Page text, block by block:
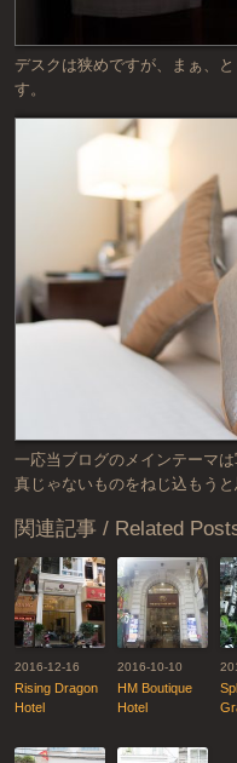
デスクは狭めですが、まぁ、
す。
一応当ブログのメインテーマ
真じゃないものをねじ込もう
関連記事 / Related
2016-12-16
Rising Dragon
Hotel
2016-10-10
HM Boutique
Hotel